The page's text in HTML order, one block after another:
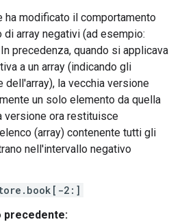
ha modificato il comportamento
array negativi (ad esempio:
precedenza, quando si applicava
a un array (indicando gli
dell'array), la vecchia versione
un solo elemento da quella
versione ora restituisce
(array) contenente tutti gli
nell'intervallo negativo
2:]
precedente: